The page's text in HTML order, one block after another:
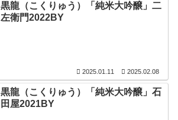
黒龍（こくりゅう）「純米大吟醸」二
左衛門2022BY
2025.01.11 2025.02.08
黒龍（こくりゅう）「純米大吟醸」石
田屋2021BY